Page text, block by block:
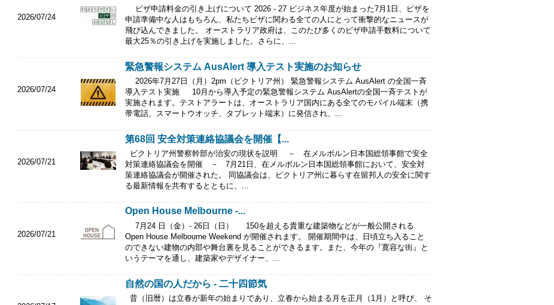
2026/07/24
ビザ申請料金の引き上げについて 2026 - 27 ビジネス年度が始まった7月1日、ビザを
申請準備中な人はもちろん、私たちビザに関わる全ての人にとって衝撃的なニュースが
飛び込んできました。 オーストラリア政府は、このたび多くのビザ申請手数料について
最大25％の引き上げを実施しました。さらに、...
2026/07/24
緊急警報システム AusAlert 導入テスト実施のお知らせ
2026年7月27日（月）2pm（ビクトリア州） 緊急警報システム AusAlert の全国一斉
導入テスト実施 10月から導入予定の緊急警報システム AusAlertの全国一斉テストが
実施されます。テストアラートは、オーストラリア国内にある全てのモバイル端末（携
帯電話、スマートウオッチ、タブレット端末）に発信され、...
2026/07/21
第68回 安全対策連絡協議会を開催【...
ビクトリア州警察幹部が治安の現状を説明 － 在メルボルン日本国総領事館で安全
対策連絡協議会を開催 － 7月21日、在メルボルン日本国総領事館において、安全対
策連絡協議会が開催された。 同協議会は、ビクトリア州に暮らす在留邦人の安全に関す
る最新情報を共有するとともに、...
2026/07/21
Open House Melbourne -...
7月24 日（金）- 26日（日） 150を超える貴重な建築物などが一般公開される
Open House Melbourne Weekend が開催されます。 開催期間中は、日頃立ち入ること
のできない建物の内部や舞台裏を見ることができるます。また、今年の『寛容な街』と
いうテーマを通し、建築家やデザイナー、...
自然の国の人だから - 二十四節気
昔（旧暦）は立春が新年の始まりであり、立春から始まる月を正月（1月）と呼び、 そ